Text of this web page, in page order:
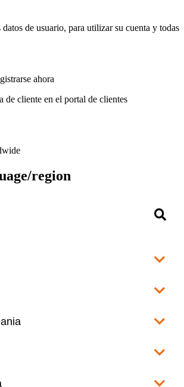
de usuario, para utilizar su cuenta y todas
ahora
de cliente en el portal de clientes
region